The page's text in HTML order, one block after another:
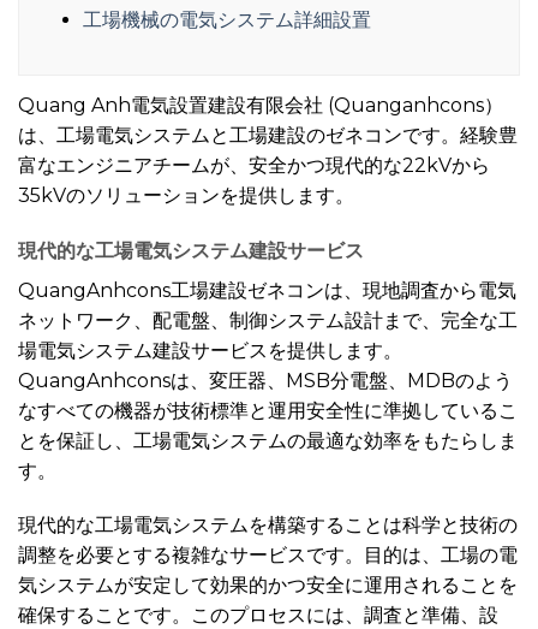
工場機械の電気システム詳細設置
Quang Anh電気設置建設有限会社 (Quanganhcons）
は、工場電気システムと工場建設のゼネコンです。経験豊
富なエンジニアチームが、安全かつ現代的な22kVから
35kVのソリューションを提供します。
現代的な工場電気システム建設サービス
QuangAnhcons工場建設ゼネコンは、現地調査から電気
ネットワーク、配電盤、制御システム設計まで、完全な工
場電気システム建設サービスを提供します。
QuangAnhconsは、変圧器、MSB分電盤、MDBのよう
なすべての機器が技術標準と運用安全性に準拠しているこ
とを保証し、工場電気システムの最適な効率をもたらしま
す。
現代的な工場電気システムを構築することは科学と技術の
調整を必要とする複雑なサービスです。目的は、工場の電
気システムが安定して効果的かつ安全に運用されることを
確保することです。このプロセスには、調査と準備、設